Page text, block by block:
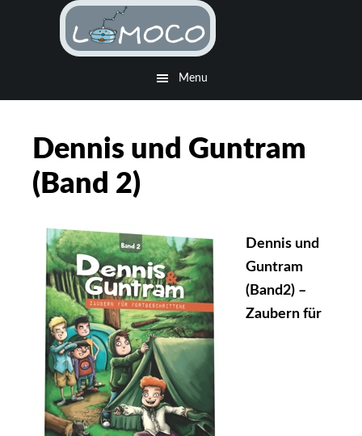
Menu
Dennis und Guntram
(Band 2)
Dennis und
Guntram
(Band2) –
Zaubern für